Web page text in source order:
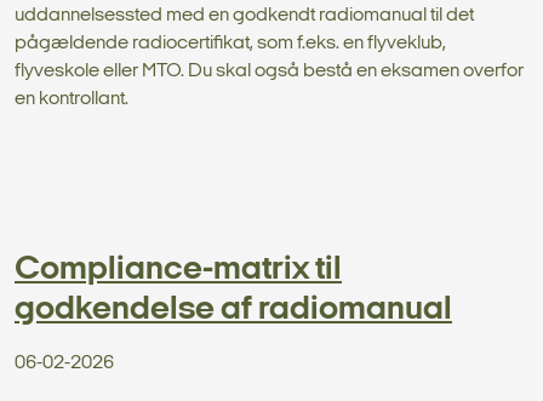
uddannelsessted med en godkendt radiomanual til det
pågældende radiocertifikat, som f.eks. en flyveklub,
flyveskole eller MTO. Du skal også bestå en eksamen overfor
en kontrollant.
Compliance-matrix til
godkendelse af radiomanual
06-02-2026